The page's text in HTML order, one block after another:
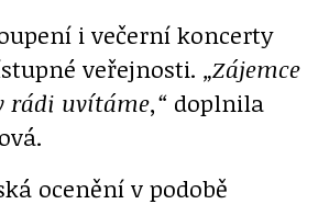
i večerní koncerty
veřejnosti. „Zájemce
rádi uvítáme,“ doplnila
ocenění v podobě